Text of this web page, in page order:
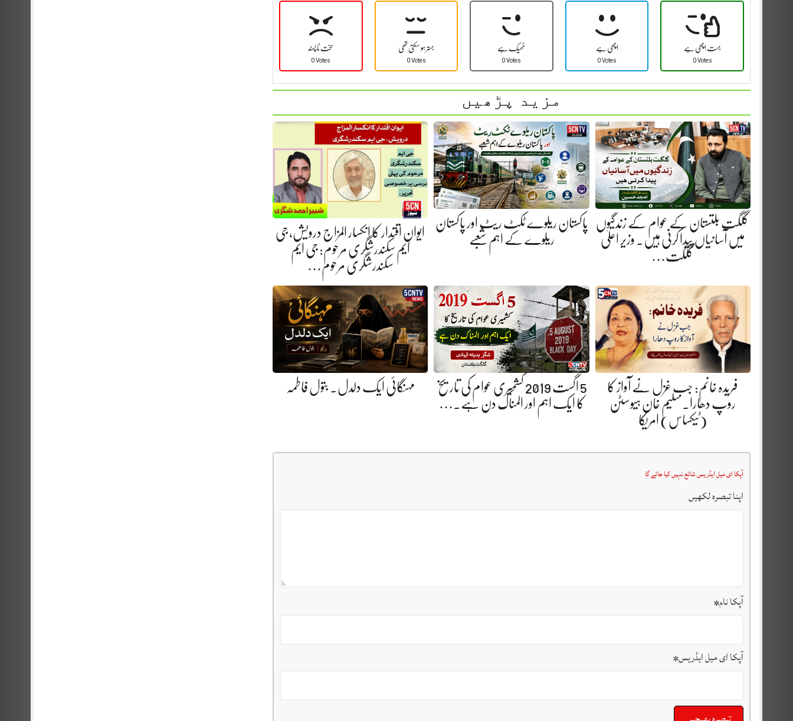
سخت نا پسند
0 Votes
بہتر ہو سکتی تھی
0 Votes
ٹھیک ہے
0 Votes
اچھی ہے
0 Votes
بہت اچھی ہے
0 Votes
مزید پڑھیں
گلگت بلتستان کے عوام کے زندگیوں
میں آسانیاں پیدا کرنی ہیں. وزیر اعلیٰ
گلگت…
پاکستان ریلوے ٹکٹ ریٹ اور پاکستان
ریلوے کے اہم شعبے
ایوانِ اقتدار کا انکسار المزاج درویش، جی
ایم سکندرشگری مرحوم: جی ایم
سکندرشگری مرحوم…
فریدہ خانم: جب غزل نے آواز کا
روپ دھارا. سلیم خان ہیوسٹن
(ٹیکساس) امریکا
5 اگست 2019 کشمیری عوام کی تاریخ
کا ایک اہم اور المناک دن ہے.…
مہنگائی ایک دلدل. بتول فاطمہ
آپکا ای میل ایڈریس شائع نہیں کیا جائے گا
اپنا تبصرہ لکھیں
آپکا نام*
آپکا ای میل ایڈریس*